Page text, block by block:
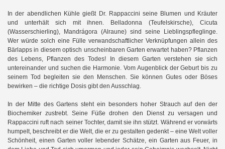
In der abendlichen Kühle gießt Dr. Rappaccini seine Blumen und Kräuter
und unterhält sich mit ihnen. Belladonna (Teufelskirsche), Cicuta
(Wasserschierling), Mandrágora (Alraune) sind seine Lieblingspfleglinge.
Wer würde solch eine Fülle verwandschaftlicher Verknüpfungen allein des
Bärlapps in diesem optisch unscheinbaren Garten erwartet haben? Pflanzen
des Lebens, Pflanzen des Todes! In diesem Garten verstehen sie sich
untereinander und suchen die Harmonie. Vom Augenblick der Geburt bis zu
seinem Tod begleiten sie den Menschen. Sie können Gutes oder Böses
bewirken – die richtige Dosis gibt den Ausschlag.
In der Mitte des Gartens steht ein besonders hoher Strauch auf den der
Biochemiker zustrebt. Seine Füße drohen den Dienst zu versagen und
Rappaccini ruft nach seiner Tochter, damit sie ihn stützt. Während er vorwärts
humpelt, beschreibt er die Welt, die er zu gestalten gedenkt – eine Welt voller
Schönheit, einen Garten voller lebender Schätze, ein Garten aus Feuer, in